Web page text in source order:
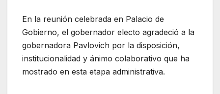
En la reunión celebrada en Palacio de
Gobierno, el gobernador electo agradeció a la
gobernadora Pavlovich por la disposición,
institucionalidad y ánimo colaborativo que ha
mostrado en esta etapa administrativa.